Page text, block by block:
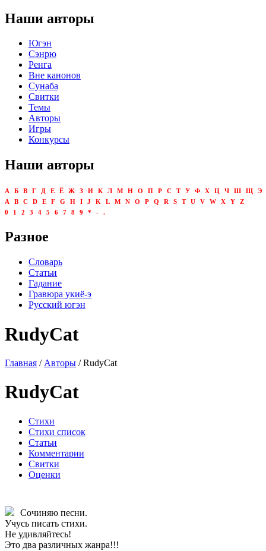
Наши авторы
Югэн
Сэнрю
Ренга
Вне канонов
Сунаба
Свитки
Темы
Авторы
Игры
Конкурсы
Наши авторы
А Б В Г Д Е Ё Ж З И К Л М Н О П Р С Т У Ф Х Ц Ч Ш Щ
Э
A
B C D E F G H I J K L M N O P Q R S T U V W X Y
Z
0
1 2 3 4 5 6 7 8 9 * - .
Разное
Словарь
Статьи
Гадание
Гравюра укиё-э
Русский югэн
RudyCat
Главная / Авторы / RudyCat
RudyCat
Стихи
Стихи список
Статьи
Комментарии
Свитки
Оценки
Сочиняю песни.
Учусь писать стихи.
Не удивляйтесь!
Это два различных жанра!!!